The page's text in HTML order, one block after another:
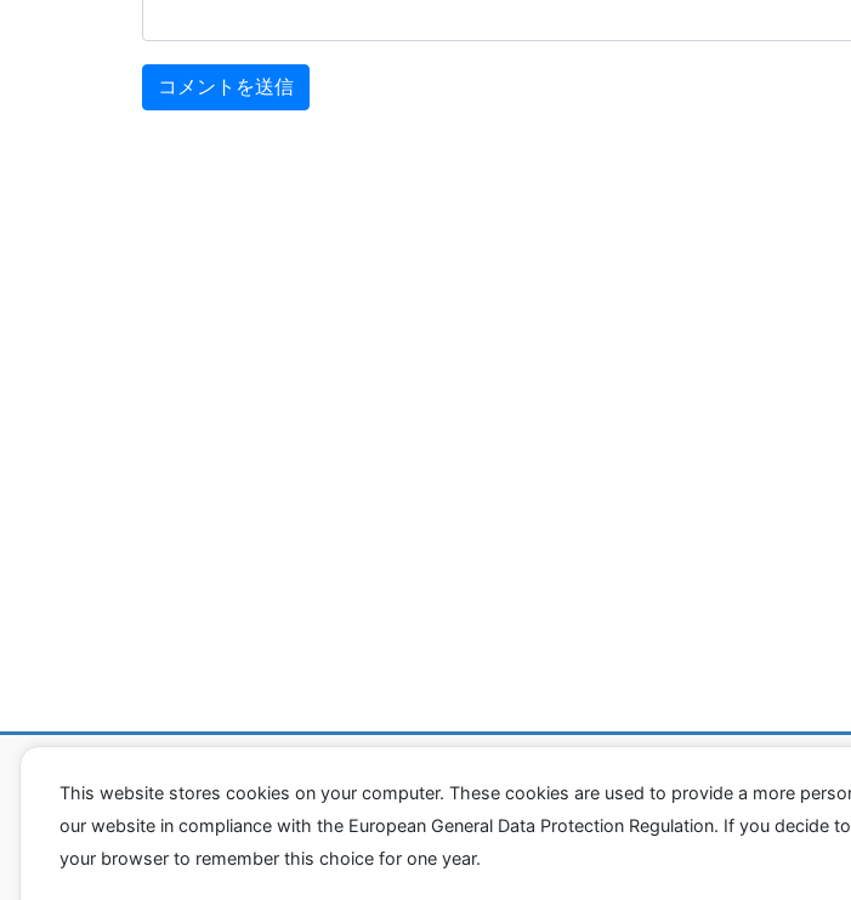
Copyright © 息子が潰瘍性大腸炎で大腸
This website stores cookies on your computer. These cookies are used to provide a more
our website in compliance with the European General Data Protection Regulation. If you
your browser to remember this choice for one year.